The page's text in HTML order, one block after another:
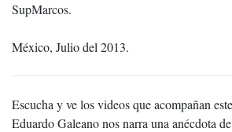
SupMarcos.
México, Julio del 2013.
Escucha y ve los videos que acompañan
Eduardo Galeano nos narra una anécdota